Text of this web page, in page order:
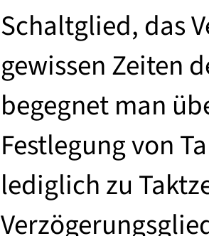
Schaltglied, das
gewissen Zeiten
begegnet man
Festlegung von
lediglich zu